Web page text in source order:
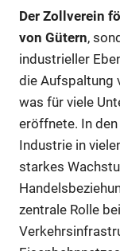
Der Zollverein
von Gütern,
industrieller
die Aufspaltung
was für viele
eröffnete. In
Industrie in
starkes
zentrale Rolle